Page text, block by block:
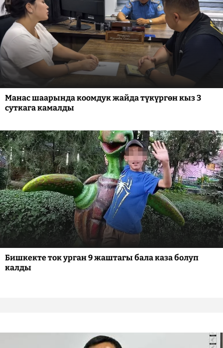
Манас шаарында коомдук жайда түкүргөн кыз 3
суткага камалды
Бишкекте ток урган 9 жаштагы бала каза болуп
калды